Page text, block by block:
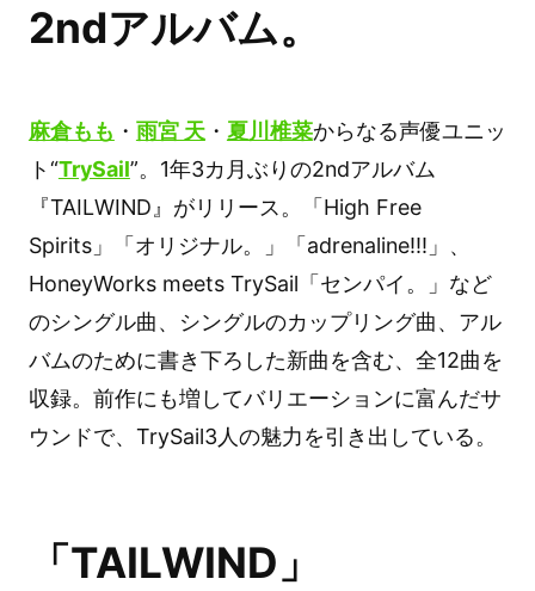
2ndアルバム。
麻倉もも ・ 雨宮 天・ 夏川椎菜からなる声優ユニッ
ト“TrySail”。1年3カ月ぶりの2ndアルバム
『TAILWIND』がリリース。「High Free
Spirits」「オリジナル。」「adrenaline!!!」、
HoneyWorks meets TrySail「センパイ。」など
のシングル曲、シングルのカップリング曲、アル
バムのために書き下ろした新曲を含む、全12曲を
収録。前作にも増してバリエーションに富んだサ
ウンドで、TrySail3人の魅力を引き出している。
「TAILWIND」